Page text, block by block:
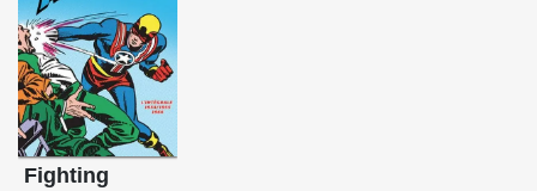
Fighting